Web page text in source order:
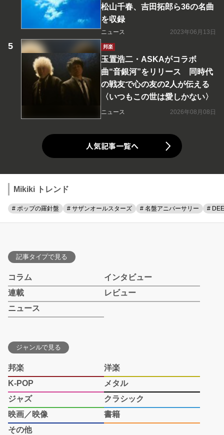
松山千春、吉田拓郎ら36の名曲
を収録
ニュース 2023年06月13日
邦楽
玉置浩二・ASKAがコラボ
曲“音銀河”をリリース 同時代
の戦友で心の友の2人が伝える
〈いつもこの世は愛しかない〉
ニュース 2026年08月08日
人気記事一覧へ
Mikiki トレンド
# ポップの羅針盤 # サザンオールスターズ # 名盤アニバーサリー #
記事タイプで見る
コラム
インタビュー
連載
レビュー
ニュース
ジャンルで見る
邦楽
洋楽
K-POP
メタル
ジャズ
クラシック
映画／映像
書籍
その他